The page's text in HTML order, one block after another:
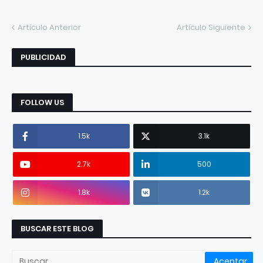
Artículo Anterior Artículo Siguiente
PUBLICIDAD
FOLLOW US
1.5k 3.1k
2.7k 500
1.8k 1.2k
BUSCAR ESTE BLOG